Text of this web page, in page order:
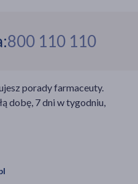
800 110 110
porady farmaceuty.
dobę, 7 dni w tygodniu,